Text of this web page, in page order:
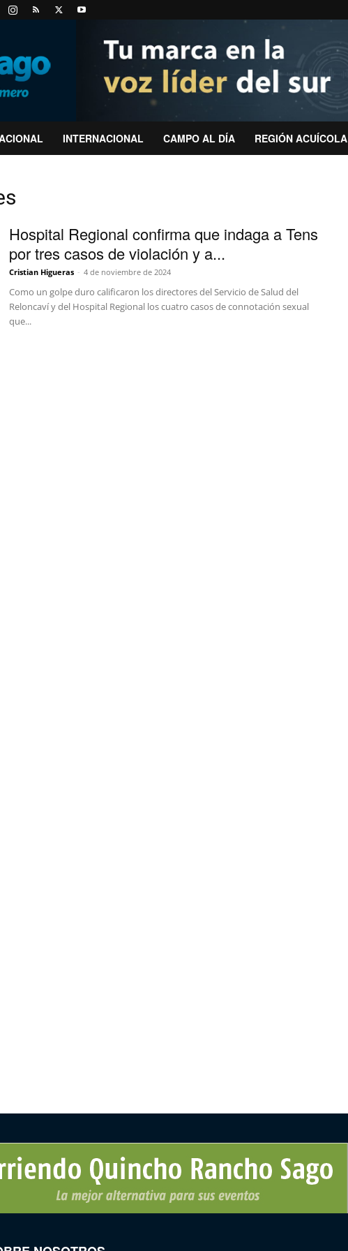
INTERNACIONAL CAMPO AL DÍA REGIÓN ACUÍCOLA
Hospital Regional confirma que indaga a Tens
por tres casos de violación y a...
Cristian Higueras - 4 de noviembre de 2024
Como un golpe duro calificaron los directores del Servicio de Salud del
Reloncaví y del Hospital Regional los cuatro casos de connotación sexual
que...